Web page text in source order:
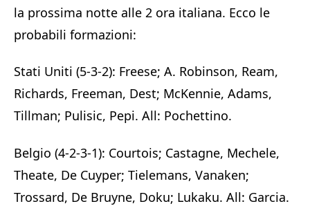
la prossima notte alle 2 ora italiana. Ecco le
probabili formazioni:
Stati Uniti (5-3-2): Freese; A. Robinson, Ream,
Richards, Freeman, Dest; McKennie, Adams,
Tillman; Pulisic, Pepi. All: Pochettino.
Belgio (4-2-3-1): Courtois; Castagne, Mechele,
Theate, De Cuyper; Tielemans, Vanaken;
Trossard, De Bruyne, Doku; Lukaku. All: Garcia.